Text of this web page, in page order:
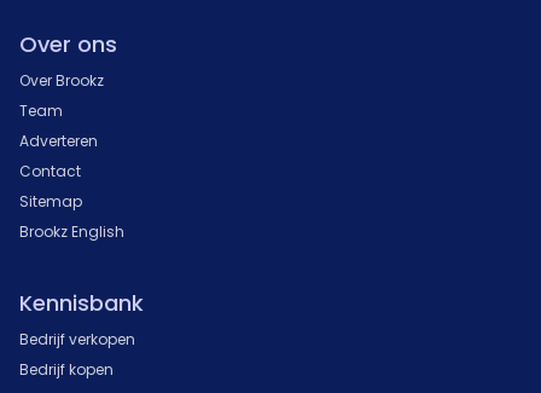
Over ons
Over Brookz
Team
Adverteren
Contact
Sitemap
Brookz English
Kennisbank
Bedrijf verkopen
Bedrijf kopen